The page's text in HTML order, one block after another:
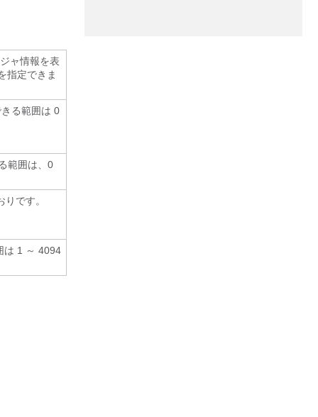
ャ情報を表
指定できま
る範囲は 0
範囲は、0
です。
は 1 ～ 4094